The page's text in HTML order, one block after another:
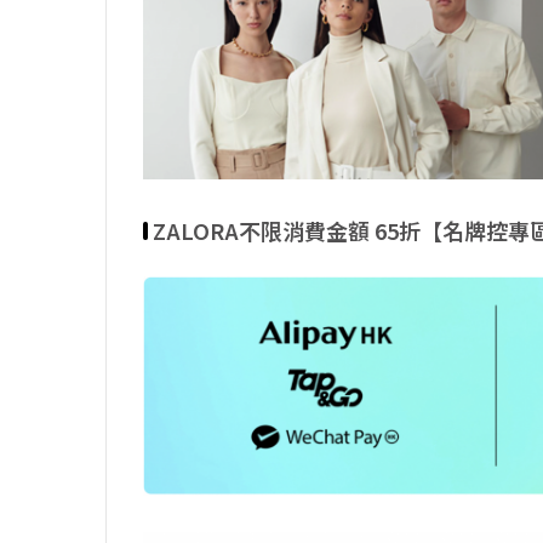
ZALORA不限消費金額 65折【名牌控專